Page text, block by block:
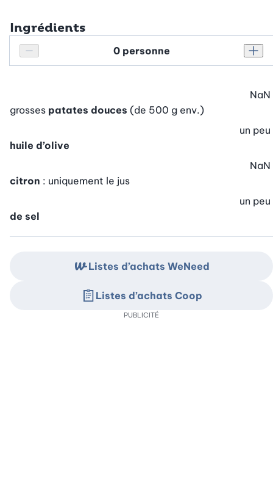
Ingrédients
Réduire le nombre de personnes
Personnes
grosses patates douces (de 500 g env.)
NaN
huile d’olive
un peu
citron : uniquement le jus
NaN
de sel
un peu
Listes d’achats WeNeed
Listes d’achats Coop
PUBLICITÉ